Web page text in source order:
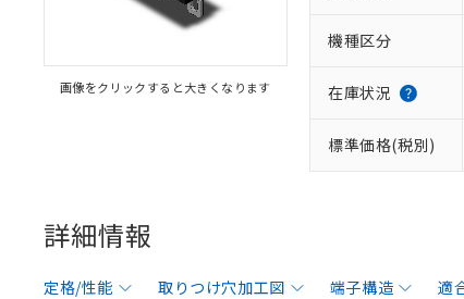
画像をクリックすると大きくなります
機種区分
在庫状況
標準価格(税別)
詳細情報
定格/性能 取りつけ穴加工図 端子構造 適